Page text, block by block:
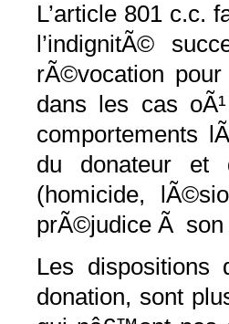
L’article 801 c.c.
l’indignitÃ©
rÃ©vocation
dans les cas
comportements
du donateur et
(homicide,
prÃ©judice Ã son
Les dispositions
donation, sont